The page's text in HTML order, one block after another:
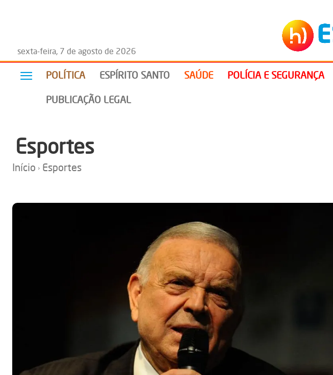
sexta-feira, 7 de agosto de 2026
POLÍTICA ESPÍRITO SANTO SAÚDE POLÍCIA E SEGURANÇA
PUBLICAÇÃO LEGAL
Esportes
Início Esportes